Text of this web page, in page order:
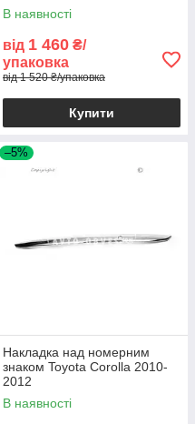
В наявності
від 1 460 ₴/
упаковка
від 1 520 ₴/упаковка
Купити
–5%
Накладка над номерним
знаком Toyota Corolla 2010-
2012
В наявності